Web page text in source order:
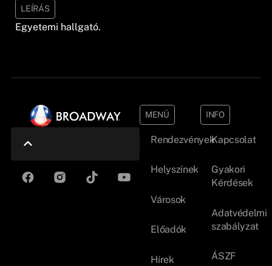
LEÍRÁS
Egyetemi hallgató.
MENÜ
Rendezvények
Helyszínek
Városok
Előadók
Hírek
INFO
Kapcsolat
Gyakori
Kérdések
Adatvédelmi
szabályzat
ÁSZF